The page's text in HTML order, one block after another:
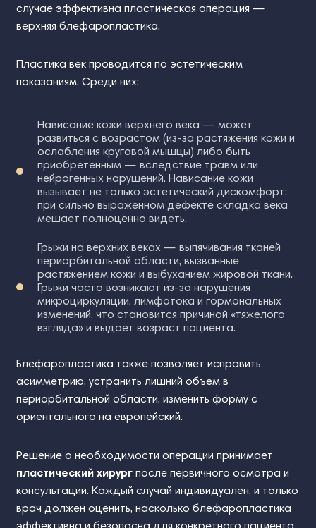
случае эффективна пластическая операция —
верхняя блефаропластика.
Пластика век проводится по эстетическим
показаниям. Среди них:
Нависание кожи верхнего века — может
развиться с возрастом (из-за растяжения кожи и
ослабления круговой мышцы) либо быть
приобретенным — вследствие травм или
нейрогенных нарушений. Нависание кожи
вызывает не только эстетический дискомфорт:
при сильно выраженном дефекте складка века
мешает полноценно видеть.
Грыжи на верхних веках — выпячивания тканей
периорбитальной области, вызванные
растяжением кожи и выбуханием жировой ткани.
Грыжи часто возникают из-за нарушения
микроциркуляции, лимфотока и гормональных
изменений, что становится причиной «тяжелого
взгляда» и выдает возраст пациента.
Блефаропластика также позволяет исправить
асимметрию, устранить лишний объем в
периорбитальной области, изменить форму с
ориентального на европейский.
Решение о необходимости операции принимает
пластический хирург после первичного осмотра и
консультации. Каждый случай индивидуален, и только
врач должен оценить, насколько блефаропластика
эффективна и безопасна для конкретного пациента.